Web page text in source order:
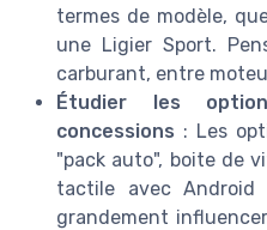
termes de modèle,
une Ligier Sport.
carburant, entre
Étudier les
concessions : Les
"pack auto", boite de
tactile avec Android
grandement